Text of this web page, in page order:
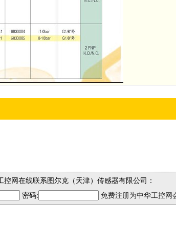
控网在线联系图尔克（天津）传感器有限公司：
密码: 免费注册为中华工控网